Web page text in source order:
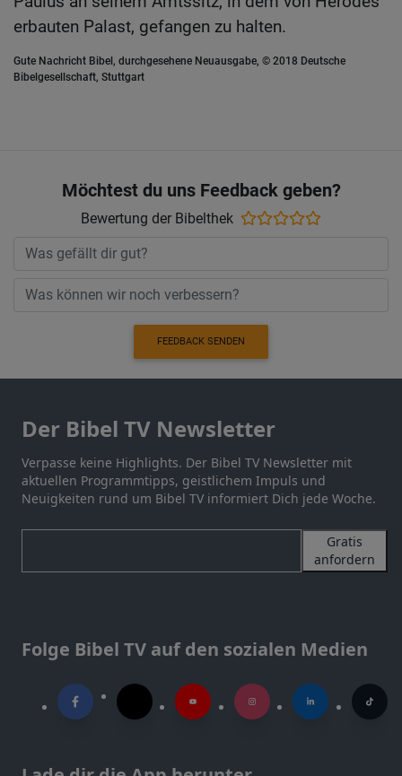
erbauten Palast, gefangen zu halten.
Gute Nachricht Bibel, durchgesehene Neuausgabe, © 2018 Deutsche
Bibelgesellschaft, Stuttgart
Möchtest du uns Feedback geben?
Bewertung der Bibelthek
FEEDBACK SENDEN
Der Bibel TV Newsletter
Verpasse keine Highlights. Der Bibel TV Newsletter mit
aktuellen Programmtipps, geistlichem Impuls und
Neuigkeiten rund um Bibel TV informiert Dich jede Woche.
Gratis
anfordern
Folge Bibel TV auf den sozialen Medien